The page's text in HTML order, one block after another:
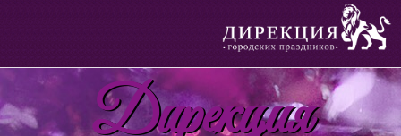
Дирекция